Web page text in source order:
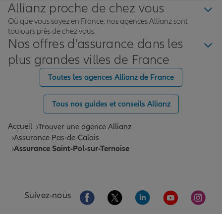
Allianz proche de chez vous
Où que vous soyez en France, nos agences Allianz sont
toujours près de chez vous.
Nos offres d'assurance dans les
plus grandes villes de France
Toutes les agences Allianz de France
Tous nos guides et conseils Allianz
Accueil Trouver une agence Allianz
Assurance Pas-de-Calais
Assurance Saint-Pol-sur-Ternoise
Suivez-nous Aller sur la page Facebook de Allianz
Aller sur la page Twitter de
Aller sur la page
Aller sur la
Aller